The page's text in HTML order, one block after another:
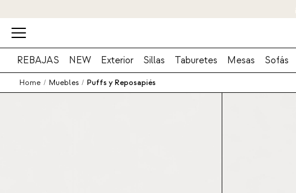
REBAJAS NEW Exterior Sillas Taburetes Mesas Sofás
Home / Muebles / Puffs y Reposapiés